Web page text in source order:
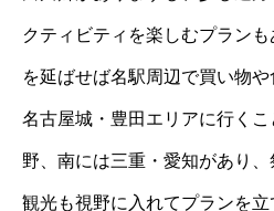
クティビティを楽しむプラン
を延ばせば名駅周辺で買い物や
名古屋城・豊田エリアに行く
野、南には三重・愛知があり
観光も視野に入れてプランを